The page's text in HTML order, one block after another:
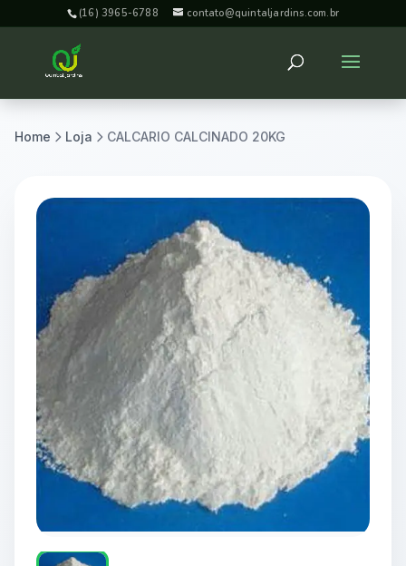
(16) 3965-6788 contato@quintaljardins.com.br
Home Loja CALCARIO CALCINADO 20KG